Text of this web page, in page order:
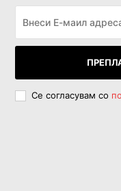
Се согласувам со